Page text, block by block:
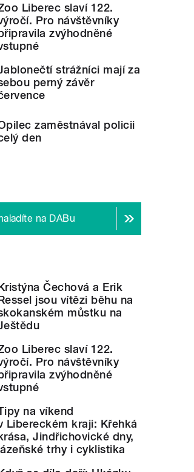
Liberec slaví 122.
Pro návštěvníky
zvýhodněné
strážníci mají za
perný závěr
zaměstnával policii
den
na DABu
Čechová a Erik
jsou vítězi běhu na
můstku na
Liberec slaví 122.
Pro návštěvníky
zvýhodněné
na víkend
Libereckém kraji: Křehká
Jindřichovické dny,
trhy i cyklistika